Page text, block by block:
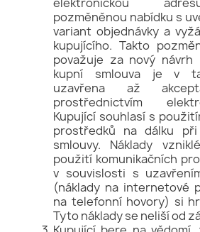
pozměněnou nabídku s
variant objednávky a
kupujícího. Takto
považuje za nový návrh
kupní smlouva je v
uzavřena až
prostřednictvím
Kupující souhlasí s
prostředků na dálku
smlouvy. Náklady
použití komunikačních
v souvislosti s
(náklady na internetové
na telefonní hovory) si
Tyto náklady se neliší od